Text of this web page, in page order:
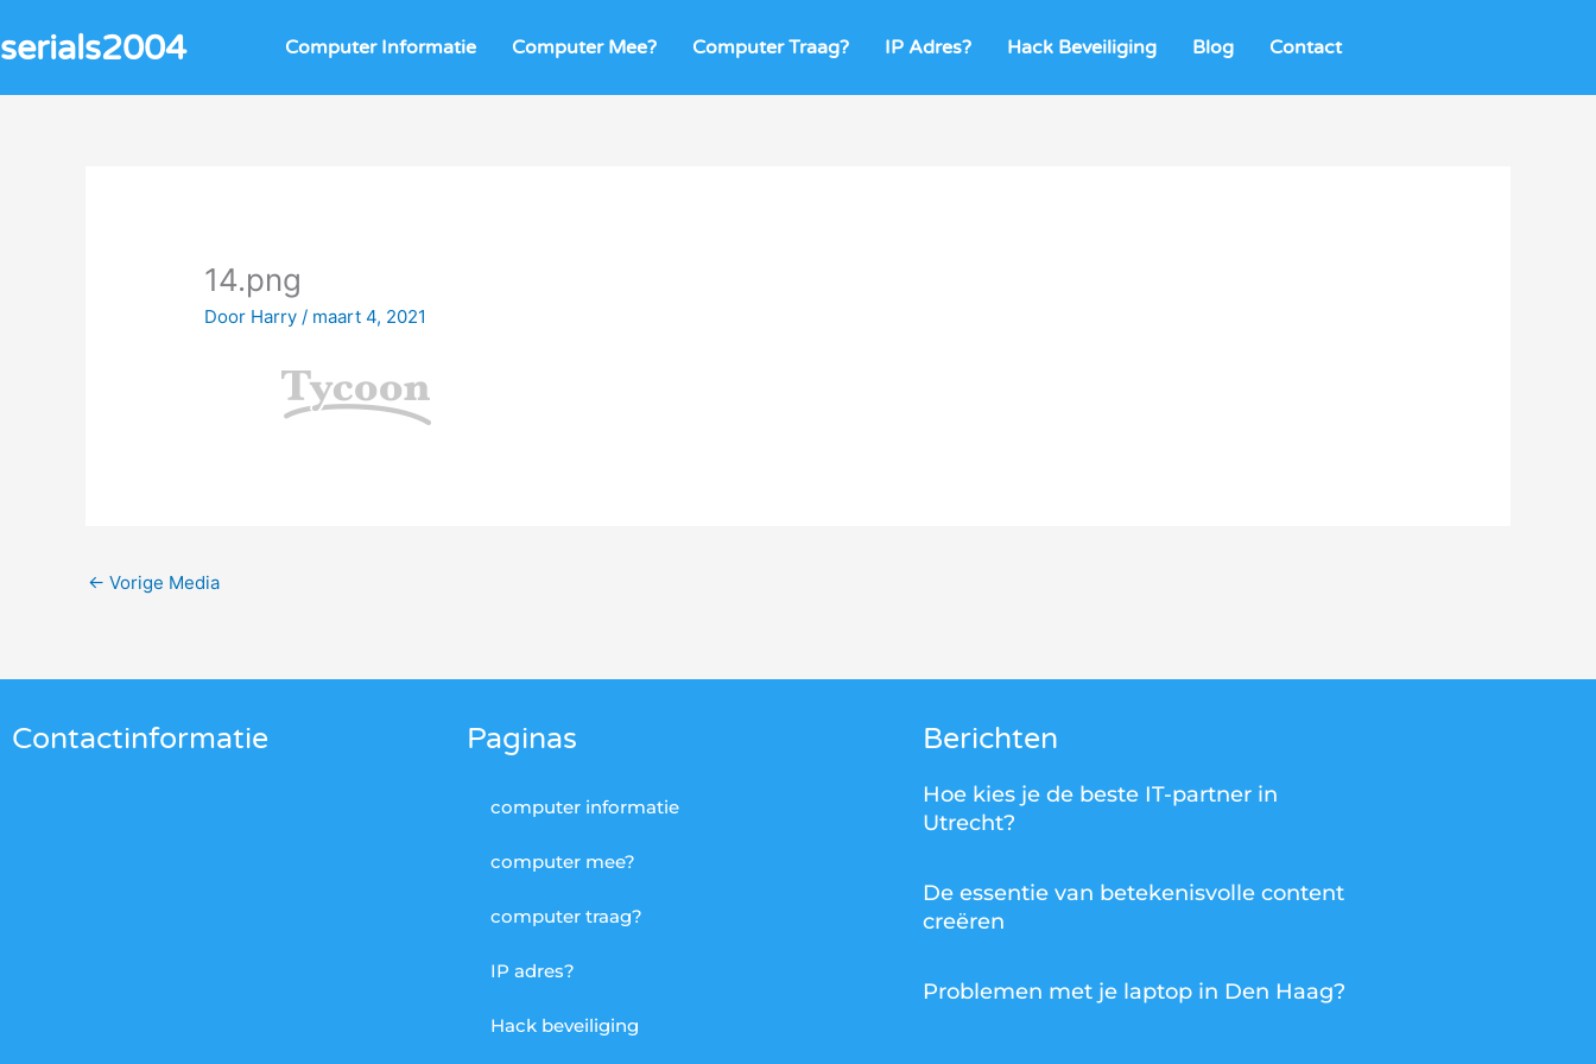
naar
inhoud
serials2004 Computer Informatie Computer Mee? Computer Traag? IP Adres? Hack Beveiliging Blog Contact
14.png
Door Harry/ maart 4, 2021
← Vorige Media
Contactinformatie Paginas
computer informatie
computer mee?
computer traag?
IP adres?
Hack beveiliging
Berichten
Hoe kies je de beste IT-partner in
Utrecht?
De essentie van betekenisvolle content
creëren
Problemen met je laptop in Den Haag?